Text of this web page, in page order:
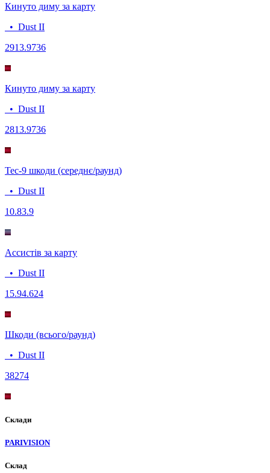
Кинуто диму за карту
• Dust II
2913.9736
Кинуто диму за карту
• Dust II
2813.9736
Tec-9 шкоди (середнє/раунд)
• Dust II
10.83.9
Ассистів за карту
• Dust II
15.94.624
Шкоди (всього/раунд)
• Dust II
38274
Склади
PARIVISION
Склад